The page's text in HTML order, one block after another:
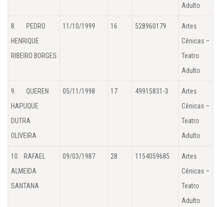
Adulto
8. PEDRO
HENRIQUE
RIBEIRO BORGES
11/10/1999 16 528960179
Artes
Cênicas –
Teatro
Adulto
9. QUEREN
HAPUQUE
DUTRA
OLIVEIRA
05/11/1998 17 49915831-3
Artes
Cênicas –
Teatro
Adulto
10. RAFAEL
ALMEIDA
SANTANA
09/03/1987 28 1154059685
Artes
Cênicas –
Teatro
Adulto